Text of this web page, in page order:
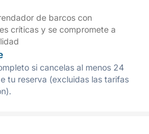
de barcos con
críticas y se compromete a
si cancelas al menos 24
tu reserva (excluidas las tarifas